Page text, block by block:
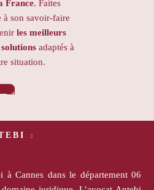
France. Faites
à son savoir-faire
les meilleurs
solutions adaptés à
situation.

Cannes dans le département 06